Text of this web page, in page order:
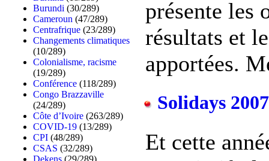
Burundi (30/289)
Cameroun (47/289)
Centrafrique (23/289)
Changements climatiques
(10/289)
Colonialisme, racisme
(19/289)
Conférence (118/289)
Congo Brazzaville
(24/289)
Côte d’Ivoire (263/289)
COVID-19 (13/289)
CPI (48/289)
CSAS (32/289)
Dekens (29/289)
présente les
résultats et
apportées.
Solidays 2007
Et cette